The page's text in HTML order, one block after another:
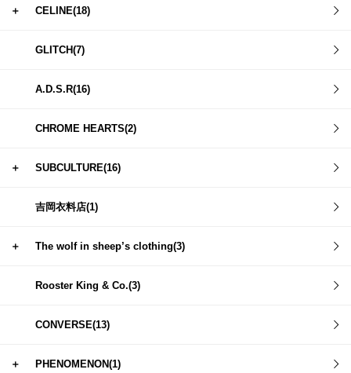
＋ CELINE(18)
GLITCH(7)
A.D.S.R(16)
CHROME HEARTS(2)
＋ SUBCULTURE(16)
吉岡衣料店(1)
＋ The wolf in sheep’s clothing(3)
Rooster King & Co.(3)
CONVERSE(13)
＋ PHENOMENON(1)